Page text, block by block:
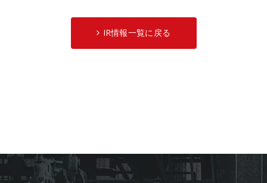
IR情報一覧に戻る